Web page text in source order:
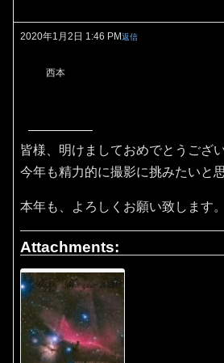
2020年1月2日 1:46 PM返信
西本
皆様、明けましておめでとうござい
今年も精力的に撮影に挑みたいと
本年も、よろしくお願い致します
Attachments: